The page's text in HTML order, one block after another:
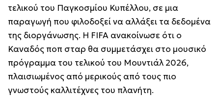
τελικού του Παγκοσμίου Κυπέλλου, σε μια
παραγωγή που φιλοδοξεί να αλλάξει τα δεδομένα
της διοργάνωσης. Η FIFA ανακοίνωσε ότι ο
Καναδός ποπ σταρ θα συμμετάσχει στο μουσικό
πρόγραμμα του τελικού του Μουντιάλ 2026,
πλαισιωμένος από μερικούς από τους πιο
γνωστούς καλλιτέχνες του πλανήτη.